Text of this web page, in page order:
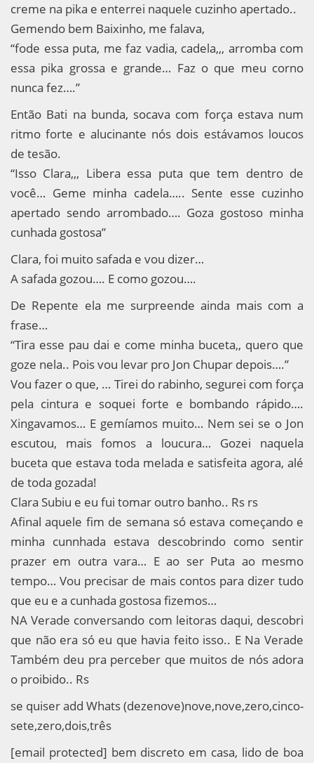
creme na pika e enterrei naquele cuzinho apertado..
Gemendo bem Baixinho, me falava,
“fode essa puta, me faz vadia, cadela,,, arromba com
essa pika grossa e grande… Faz o que meu corno
nunca fez….”
Então Bati na bunda, socava com força estava num
ritmo forte e alucinante nós dois estávamos loucos
de tesão.
“Isso Clara,,, Libera essa puta que tem dentro de
você… Geme minha cadela….. Sente esse cuzinho
apertado sendo arrombado…. Goza gostoso minha
cunhada gostosa”
Clara, foi muito safada e vou dizer…
A safada gozou…. E como gozou….
De Repente ela me surpreende ainda mais com a
frase…
“Tira esse pau dai e come minha buceta,, quero que
goze nela.. Pois vou levar pro Jon Chupar depois….”
Vou fazer o que, … Tirei do rabinho, segurei com força
pela cintura e soquei forte e bombando rápido….
Xingavamos… E gemíamos muito… Nem sei se o Jon
escutou, mais fomos a loucura… Gozei naquela
buceta que estava toda melada e satisfeita agora, alé
de toda gozada!
Clara Subiu e eu fui tomar outro banho.. Rs rs
Afinal aquele fim de semana só estava começando e
minha cunnhada estava descobrindo como sentir
prazer em outra vara… E ao ser Puta ao mesmo
tempo… Vou precisar de mais contos para dizer tudo
que eu e a cunhada gostosa fizemos…
NA Verade conversando com leitoras daqui, descobri
que não era só eu que havia feito isso.. E Na Verade
Também deu pra perceber que muitos de nós adora
o proibido.. Rs
se quiser add Whats (dezenove)nove,nove,zero,cinco-
sete,zero,dois,três
[email protected] bem discreto em casa, lido de boa